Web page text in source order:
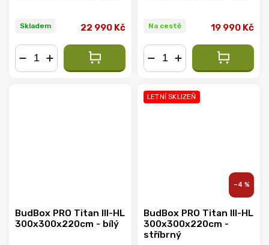
Skladem 22 990 Kč Na cestě 19 990 Kč
BudBox PRO Titan III-HL
300x300x220cm - bílý
LETNÍ SKLIZEŇ
–4 %
BudBox PRO Titan III-HL
300x300x220cm -
stříbrný